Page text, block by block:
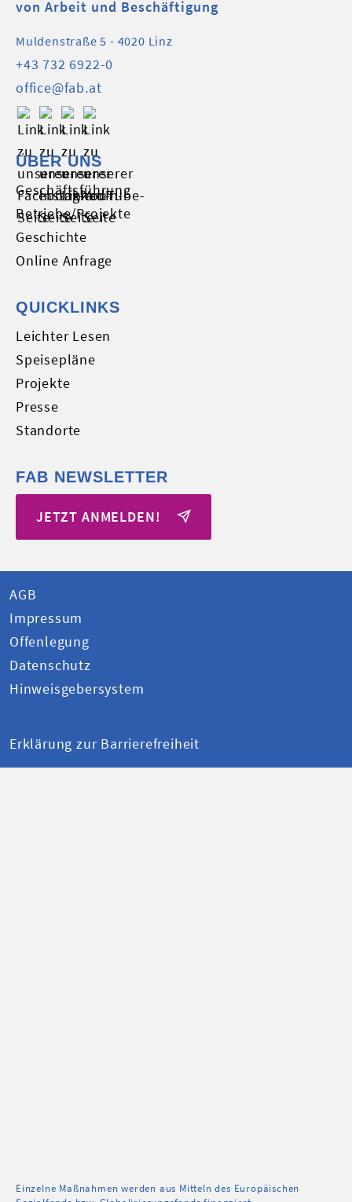
von Arbeit und Beschäftigung
Muldenstraße 5 - 4020 Linz
+43 732 6922-0
office@fab.at
ÜBER UNS
Geschäftsführung
Betriebe/Projekte
Geschichte
Online Anfrage
QUICKLINKS
Leichter Lesen
Speisepläne
Projekte
Presse
Standorte
FAB NEWSLETTER
JETZT ANMELDEN!
AGB
Impressum
Offenlegung
Datenschutz
Hinweisgebersystem
Erklärung zur Barrierefreiheit
Einzelne Maßnahmen werden aus Mitteln des Europäischen